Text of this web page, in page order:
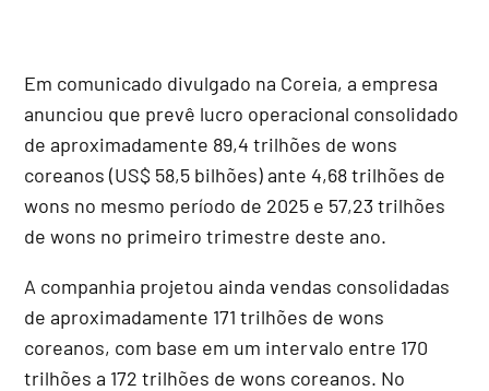
Em comunicado divulgado na Coreia, a empresa
anunciou que prevê lucro operacional consolidado
de aproximadamente 89,4 trilhões de wons
coreanos (US$ 58,5 bilhões) ante 4,68 trilhões de
wons no mesmo período de 2025 e 57,23 trilhões
de wons no primeiro trimestre deste ano.
A companhia projetou ainda vendas consolidadas
de aproximadamente 171 trilhões de wons
coreanos, com base em um intervalo entre 170
trilhões a 172 trilhões de wons coreanos. No